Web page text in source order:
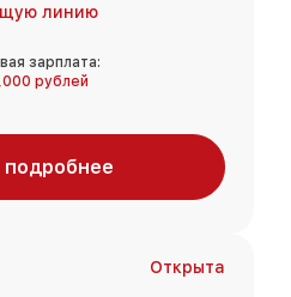
линию
зарплата:
рублей
подробнее
Открыта